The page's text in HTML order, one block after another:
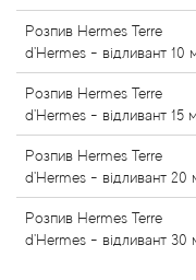
Розпив Hermes Terre
d'Hermes - відливант 10
Розпив Hermes Terre
d'Hermes - відливант 15
Розпив Hermes Terre
d'Hermes - відливант 20
Розпив Hermes Terre
d'Hermes - відливант 30